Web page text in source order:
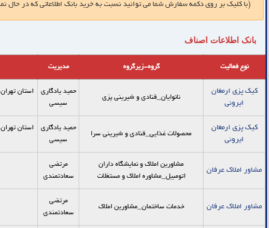
(با کلیک بر روی دکمه سفارش شما می توانید نسبت به خرید بانک اطلاعاتی که در حال
بانک اطلاعات اصناف
نوع فعالیت گروه-زیرگروه مدیریت
کیک پزی ارمغان
ایرونی
نانوایان_قنادي و شيريني پزي
حمید یادگاری
سیسی
استان
کیک پزی ارمغان
ایرونی
محصولات غذایی_قنادی و شیرینی سرا
حمید یادگاری
سیسی
استان
مشاور املاك عرفان
مشاورین املاک و نمایشگاه داران
اتومبیل_مشاوره املاك و مستغلات
مرتضي
سعادتمندي
مشاور املاك عرفان خدمات ساختمان_مشاورین املاک
مرتضي
سعادتمندي